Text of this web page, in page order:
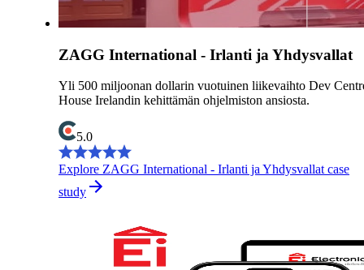
ZAGG International - Irlanti ja Yhdysvallat
Yli 500 miljoonan dollarin vuotuinen liikevaihto Dev
House Irelandin kehittämän ohjelmiston ansiosta.
5.0
Explore ZAGG International - Irlanti ja Yhdysvallat case
study